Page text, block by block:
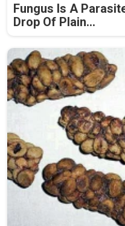
Fungus Is A
Drop Of Plain...